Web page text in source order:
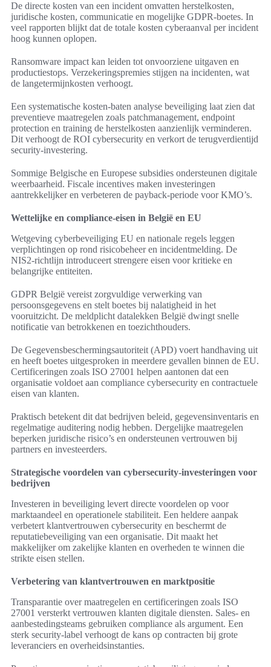
De directe kosten van een incident omvatten herstelkosten,
juridische kosten, communicatie en mogelijke GDPR-boetes. In
veel rapporten blijkt dat de totale kosten cyberaanval per incident
hoog kunnen oplopen.
Ransomware impact kan leiden tot onvoorziene uitgaven en
productiestops. Verzekeringspremies stijgen na incidenten, wat
de langetermijnkosten verhoogt.
Een systematische kosten-baten analyse beveiliging laat zien dat
preventieve maatregelen zoals patchmanagement, endpoint
protection en training de herstelkosten aanzienlijk verminderen.
Dit verhoogt de ROI cybersecurity en verkort de terugverdientijd
security-investering.
Sommige Belgische en Europese subsidies ondersteunen digitale
weerbaarheid. Fiscale incentives maken investeringen
aantrekkelijker en verbeteren de payback-periode voor KMO’s.
Wettelijke en compliance-eisen in België en EU
Wetgeving cyberbeveiliging EU en nationale regels leggen
verplichtingen op rond risicobeheer en incidentmelding. De
NIS2-richtlijn introduceert strengere eisen voor kritieke en
belangrijke entiteiten.
GDPR België vereist zorgvuldige verwerking van
persoonsgegevens en stelt boetes bij nalatigheid in het
vooruitzicht. De meldplicht datalekken België dwingt snelle
notificatie van betrokkenen en toezichthouders.
De Gegevensbeschermingsautoriteit (APD) voert handhaving uit
en heeft boetes uitgesproken in meerdere gevallen binnen de EU.
Certificeringen zoals ISO 27001 helpen aantonen dat een
organisatie voldoet aan compliance cybersecurity en contractuele
eisen van klanten.
Praktisch betekent dit dat bedrijven beleid, gegevensinventaris en
regelmatige auditering nodig hebben. Dergelijke maatregelen
beperken juridische risico’s en ondersteunen vertrouwen bij
partners en investeerders.
Strategische voordelen van cybersecurity-investeringen voor
bedrijven
Investeren in beveiliging levert directe voordelen op voor
marktaandeel en operationele stabiliteit. Een heldere aanpak
verbetert klantvertrouwen cybersecurity en beschermt de
reputatiebeveiliging van een organisatie. Dit maakt het
makkelijker om zakelijke klanten en overheden te winnen die
strikte eisen stellen.
Verbetering van klantvertrouwen en marktpositie
Transparantie over maatregelen en certificeringen zoals ISO
27001 versterkt vertrouwen klanten digitale diensten. Sales- en
aanbestedingsteams gebruiken compliance als argument. Een
sterk security-label verhoogt de kans op contracten bij grote
leveranciers en overheidsinstanties.